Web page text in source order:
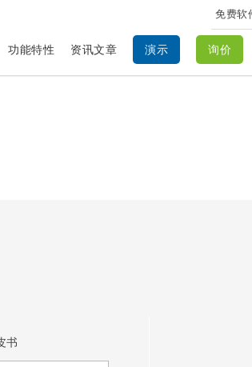
免费软
功能特性 资讯文章 演示 询价
书